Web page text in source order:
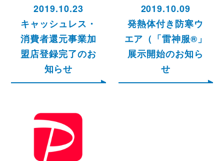
2019.10.23
キャッシュレス・
消費者還元事業加
盟店登録完了のお
知らせ
2019.10.09
発熱体付き防寒ウ
エア（「雷神服®」
展示開始のお知ら
せ